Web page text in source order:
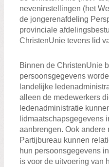
neveninstellingen (het
de jongerenafdeling
provinciale
ChristenUnie tevens lid
Binnen de ChristenUnie
persoonsgegevens
landelijke
alleen de medewerkers
ledenadministratie
lidmaatschapsgegevens
aanbrengen. Ook andere
Partijbureau kunnen
hun persoonsgegevens
is voor de uitvoering van